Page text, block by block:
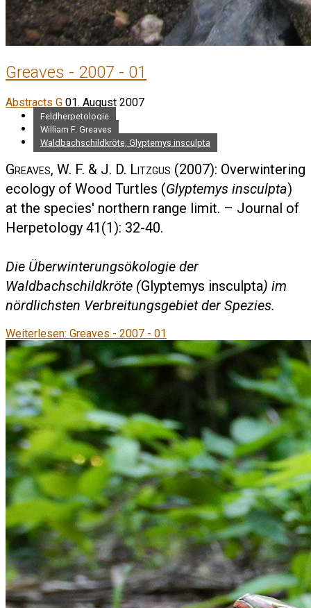
Greaves - 2007 - 01
Abstracts G 01. August 2007
Feldherpetologie
William F. Greaves
Waldbachschildkröte, Glyptemys insculpta
Greaves, W. F. & J. D. Litzgus (2007): Overwintering
ecology of Wood Turtles (Glyptemys insculpta)
at the species' northern range limit. – Journal of
Herpetology 41(1): 32-40.
Die Überwinterungsökologie der
Waldbachschildkröte (Glyptemys insculpta) im
nördlichsten Verbreitungsgebiet der Spezies.
Weiterlesen: Greaves - 2007 - 01